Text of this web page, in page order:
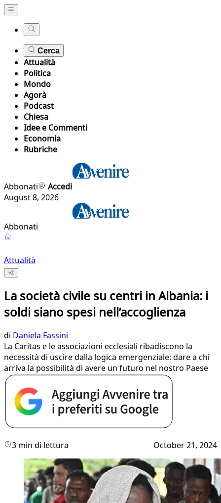
Cerca
Attualità
Politica
Mondo
Agorà
Podcast
Chiesa
Idee e Commenti
Economia
Rubriche
Abbonati
Accedi
August 8, 2026
Abbonati
Attualità
La società civile su centri in Albania: i
soldi siano spesi nell’accoglienza
di Daniela Fassini
La Caritas e le associazioni ecclesiali ribadiscono la
necessità di uscire dalla logica emergenziale: dare a chi
arriva la possibilità di avere un futuro nel nostro Paese
3 min di lettura October 21, 2024